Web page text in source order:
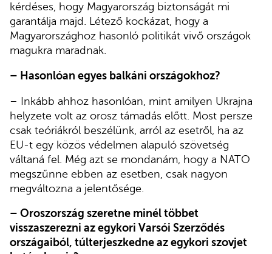
kérdéses, hogy Magyarország biztonságát mi
garantálja majd. Létező kockázat, hogy a
Magyarországhoz hasonló politikát vivő országok
magukra maradnak.
– Hasonlóan egyes balkáni országokhoz?
– Inkább ahhoz hasonlóan, mint amilyen Ukrajna
helyzete volt az orosz támadás előtt. Most persze
csak teóriákról beszélünk, arról az esetről, ha az
EU-t egy közös védelmen alapuló szövetség
váltaná fel. Még azt se mondanám, hogy a NATO
megszűnne ebben az esetben, csak nagyon
megváltozna a jelentősége.
– Oroszország szeretne minél többet
visszaszerezni az egykori Varsói Szerződés
országaiból, túlterjeszkedne az egykori szovjet